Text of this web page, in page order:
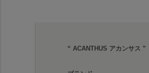
“ ACANTHUS アカンサス ”